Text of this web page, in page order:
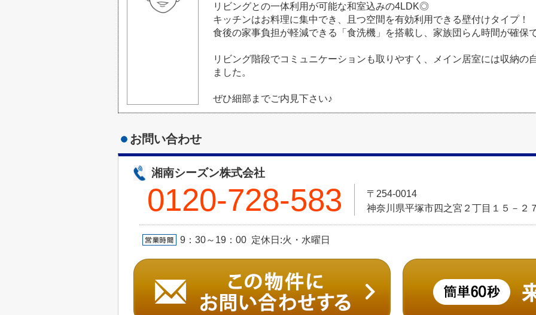
リビングとの一体利用が可能な和室込みの4LDK◎
キッチンはお料理に集中でき、且つ空間を有効利用できる壁付けタイプ！
食後の家事負担が軽減できる「食洗機」を搭載し、家族団らん時間が確保
リビング階段でコミュニケーションも取りやすく、メイン居室には収納の
ました。
ぜひ細部までご内見下さい♪
お問い合わせ
湘南シーズン株式会社
0120-728-583
〒254-0014
神奈川県平塚市四之宮２丁目１５－２
9：30～19：00 定休日:火・水曜日